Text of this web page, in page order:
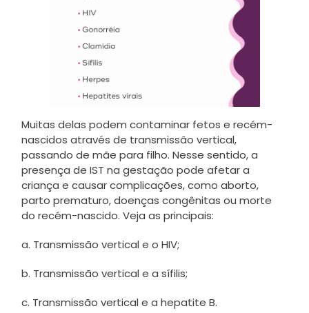
Muitas delas podem contaminar fetos e recém-
nascidos através de transmissão vertical,
passando de mãe para filho. Nesse sentido, a
presença de IST na gestação pode afetar a
criança e causar complicações, como aborto,
parto prematuro, doenças congênitas ou morte
do recém-nascido. Veja as principais:
a. Transmissão vertical e o HIV;
b. Transmissão vertical e a sífilis;
c. Transmissão vertical e a hepatite B.